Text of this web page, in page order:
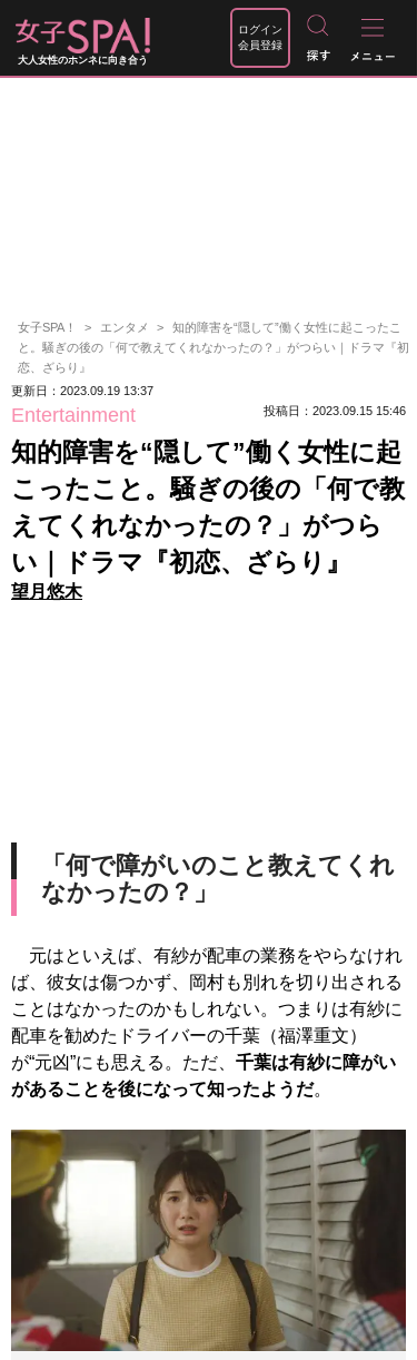
大人女性のホンネに向き合う
ログイン
会員登録
女子SPA！ エンタメ
知的障害を“隠して”働く女性に起こったこ
と。騒ぎの後の「何で教えてくれなかったの？」がつらい｜ドラマ『初
恋、ざらり』
更新日：2023.09.19 13:37
Entertainment 投稿日：2023.09.15 15:46
知的障害を“隠して”働く女性に起
こったこと。騒ぎの後の「何で教
えてくれなかったの？」がつら
い｜ドラマ『初恋、ざらり』
望月悠木
「何で障がいのこと教えてくれ
なかったの？」
元はといえば、有紗が配車の業務をやらなけれ
ば、彼女は傷つかず、岡村も別れを切り出される
ことはなかったのかもしれない。つまりは有紗に
配車を勧めたドライバーの千葉（福澤重文）
が“元凶”にも思える。ただ、 千葉は有紗に障がい
があることを後になって知ったようだ。